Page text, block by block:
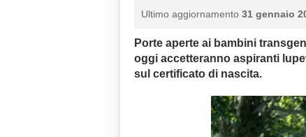
Ultimo aggiornamento 31 gennaio
Porte aperte ai bambini
oggi accetteranno aspiranti
sul certificato di nascita.